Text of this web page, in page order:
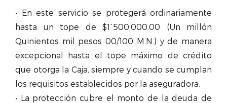
• En este servicio se protegerá ordinariamente
hasta un tope de $1´500,000.00 (Un millón
Quinientos mil pesos 00/100 M.N.) y de manera
excepcional hasta el tope máximo de crédito
que otorga la Caja, siempre y cuando se cumplan
los requisitos establecidos por la aseguradora.
• La protección cubre el monto de la deuda de